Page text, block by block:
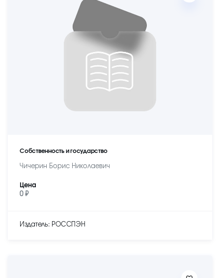
Собственность и государство
Чичерин Борис Николаевич
Цена
0 ₽
Издатель: РОССПЭН